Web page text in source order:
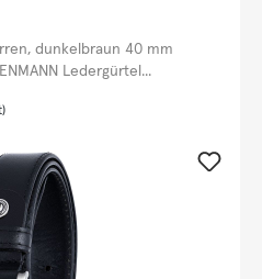
dunkelbraun 40 mm
Ledergürtel...